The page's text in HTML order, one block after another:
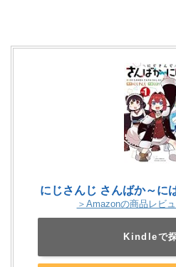
にじさんじ さんばか～に
＞Amazonの商品レビ
Kindleで